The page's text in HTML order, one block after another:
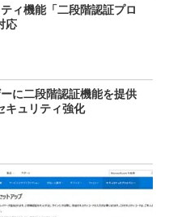
ィ機能「二段階認証プロ
応
に二段階認証機能を提供
ュリティ強化